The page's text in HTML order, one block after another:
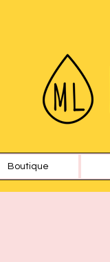
Boutique